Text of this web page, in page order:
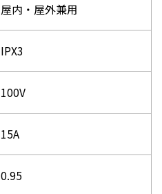
屋内・屋外兼用
IPX3
100V
15A
0.95